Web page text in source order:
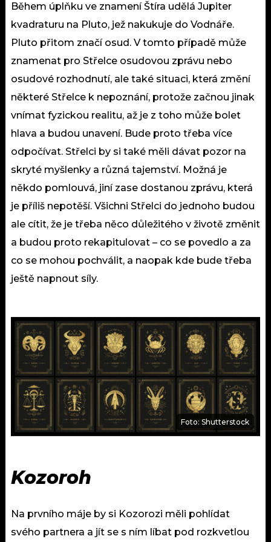
Během úplňku ve znamení Štíra udělá Jupiter
kvadraturu na Pluto, jež nakukuje do Vodnáře.
Pluto přitom značí osud. V tomto případě může
znamenat pro Střelce osudovou zprávu nebo
osudové rozhodnutí, ale také situaci, která změní
některé Střelce k nepoznání, protože začnou jinak
vnímat fyzickou realitu, až je z toho může bolet
hlava a budou unavení. Bude proto třeba více
odpočívat. Střelci by si také měli dávat pozor na
skryté myšlenky a různá tajemství. Možná je
někdo pomlouvá, jiní zase dostanou zprávu, která
je příliš nepotěší. Všichni Střelci do jednoho budou
ale cítit, že je třeba něco důležitého v životě změnit
a budou proto rekapitulovat – co se povedlo a za
co se mohou pochválit, a naopak kde bude třeba
ještě napnout síly.
Foto: Shutterstock
Kozoroh
Na prvního máje by si Kozorozi měli pohlídat
svého partnera a jít se s ním líbat pod rozkvetlou